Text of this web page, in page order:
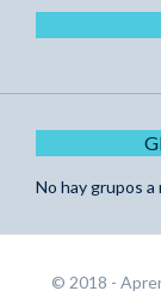
No hay grupos
© 2018 -